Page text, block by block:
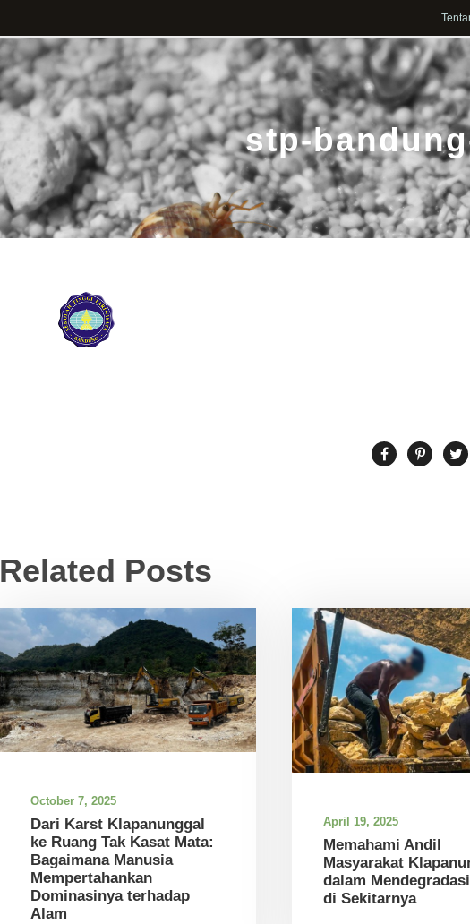
stp-
Related Posts
October 7, 2025
Dari Karst Klapanunggal
ke Ruang Tak Kasat Mata:
Bagaimana Manusia
Mempertahankan
Dominasinya terhadap
Alam
April 19, 2025
Memahami Andil
Masyarakat
dalam
di Sekitarnya